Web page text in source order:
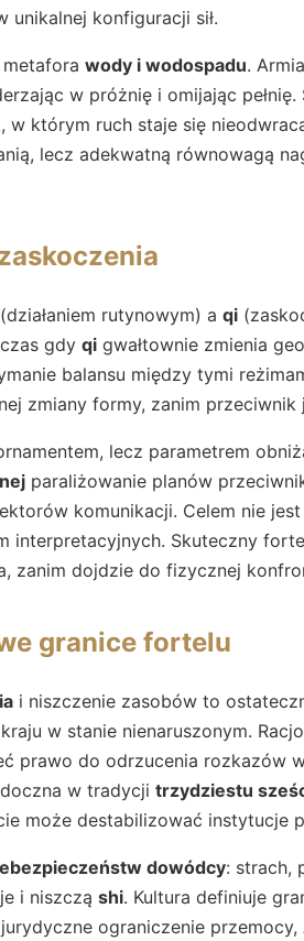
unikalnej konfiguracji sił.
wody i wodospadu.
w próżnię i omijając pełnię.
którym ruch staje się
lecz adekwatną równowagą
(działaniem rutynowym) a qi
gdy qi gwałtownie zmienia
balansu między tymi
zmiany formy, zanim przeciwnik
lecz parametrem
paraliżowanie planów
komunikacji. Celem nie jest
interpretacyjnych. Skuteczny
zanim dojdzie do fizycznej
granice fortelu
i niszczenie zasobów to
w stanie nienaruszonym.
prawo do odrzucenia rozkazów
w tradycji trzydziestu
może destabilizować instytucje
dowódcy: strach,
i niszczą shi. Kultura definiuje
ograniczenie